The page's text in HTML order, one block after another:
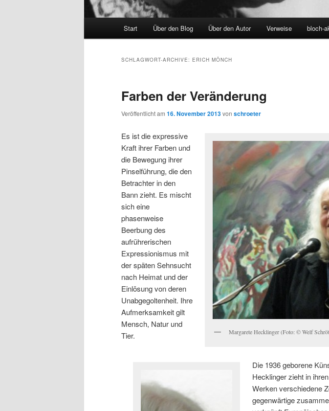
Start Über den Blog Über den Autor Verweise bloch-
SCHLAGWORT-ARCHIVE: ERICH MÖNCH
Farben der Veränderung
Veröffentlicht am 16. November 2013von schroeter
Margarete Hecklinger (Foto: © Welf
Es ist die expressive
Kraft ihrer Farben und
die Bewegung ihrer
Pinselführung, die den
Betrachter in den
Bann zieht. Es mischt
sich eine
phasenweise
Beerbung des
aufrührerischen
Expressionismus mit
der späten Sehnsucht
nach Heimat und der
Einlösung von deren
Unabgegoltenheit. Ihre
Aufmerksamkeit gilt
Mensch, Natur und
Tier.
Die 1936 geborene
Hecklinger zieht in
Werken verschiedene
gegenwärtige